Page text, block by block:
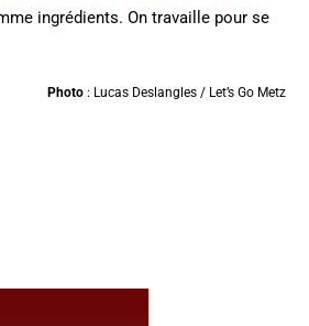
ingrédients. On travaille pour se
Photo : Lucas Deslangles / Let’s Go Metz